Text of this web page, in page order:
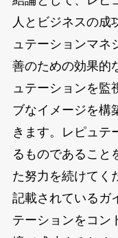
人とビジネスの成
ュテーションマネ
善のための効果的
ュテーションを監
ブなイメージを構
きます。レピュテ
るものであること
た努力を続けてく
記載されているガ
テーションをコン